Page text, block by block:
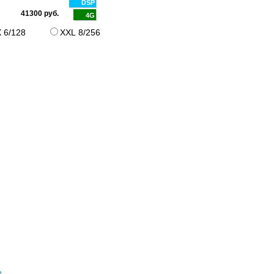
DSP
4G
41300 руб.
6/128 XXL 8/256